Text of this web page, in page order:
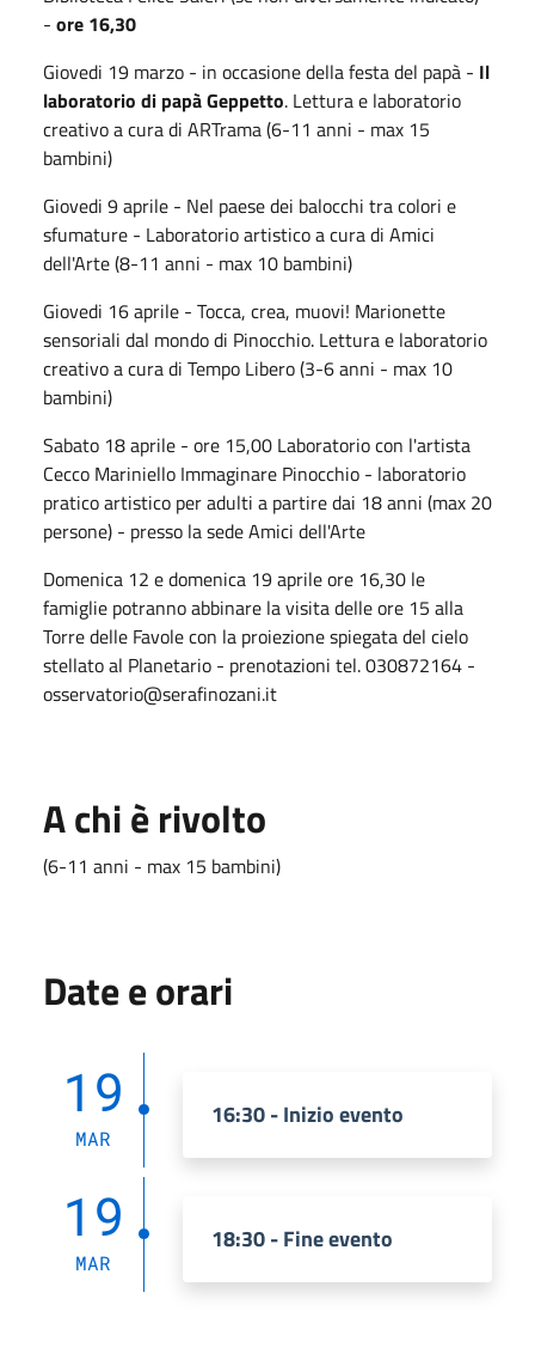
- ore 16,30
Giovedi 19 marzo - in occasione della festa del papà - Il
laboratorio di papà Geppetto. Lettura e laboratorio
creativo a cura di ARTrama (6-11 anni - max 15
bambini)
Giovedi 9 aprile - Nel paese dei balocchi tra colori e
sfumature - Laboratorio artistico a cura di Amici
dell'Arte (8-11 anni - max 10 bambini)
Giovedi 16 aprile - Tocca, crea, muovi! Marionette
sensoriali dal mondo di Pinocchio. Lettura e laboratorio
creativo a cura di Tempo Libero (3-6 anni - max 10
bambini)
Sabato 18 aprile - ore 15,00 Laboratorio con l'artista
Cecco Mariniello Immaginare Pinocchio - laboratorio
pratico artistico per adulti a partire dai 18 anni (max 20
persone) - presso la sede Amici dell'Arte
Domenica 12 e domenica 19 aprile ore 16,30 le
famiglie potranno abbinare la visita delle ore 15 alla
Torre delle Favole con la proiezione spiegata del cielo
stellato al Planetario - prenotazioni tel. 030872164 -
osservatorio@serafinozani.it
A chi è rivolto
(6-11 anni - max 15 bambini)
Date e orari
19
MAR
16:30 - Inizio evento
19
MAR
18:30 - Fine evento